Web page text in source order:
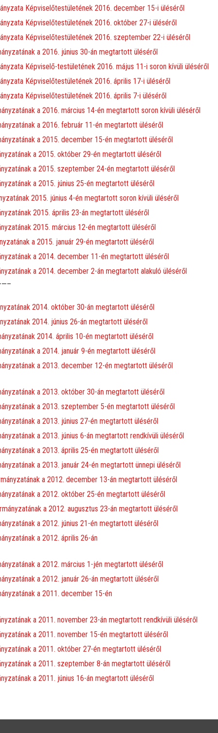
Képviselőtestületének 2016. december 15-i üléséről
Képviselőtestületének 2016. október 27-i üléséről
Képviselőtestületének 2016. szeptember 22-i üléséről
a 2016. június 30-án megtartott üléséről
Képviselő-testületének 2016. május 11-i soron kívüli üléséről
Képviselőtestületének 2016. április 17-i üléséről
Képviselőtestületének 2016. április 7-i üléséről
a 2016. március 14-én megtartott soron kívüli üléséről
a 2016. február 11-én megtartott üléséről
a 2015. december 15-én megtartott üléséről
a 2015. október 29-én megtartott üléséről
a 2015. szeptember 24-én megtartott üléséről
a 2015. június 25-én megtartott üléséről
2015. június 4-én megtartott soron kívüli üléséről
2015. április 23-án megtartott üléséről
2015. március 12-én megtartott üléséről
a 2015. január 29-én megtartott üléséről
a 2014. december 11-én megtartott üléséről
a 2014. december 2-án megtartott alakuló üléséről
2014. október 30-án megtartott üléséről
2014. június 26-án megtartott üléséről
2014. április 10-én megtartott üléséről
a 2014. január 9-én megtartott üléséről
a 2013. december 12-én megtartott üléséről
a 2013. október 30-án megtartott üléséről
a 2013. szeptember 5-én megtartott üléséről
a 2013. június 27-én megtartott üléséről
a 2013. június 6-án megtartott rendkívüli üléséről
a 2013. április 25-én megtartott üléséről
a 2013. január 24-én megtartott ünnepi üléséről
a 2012. december 13-án megtartott üléséről
a 2012. október 25-én megtartott üléséről
a 2012. augusztus 23-án megtartott üléséről
a 2012. június 21-én megtartott üléséről
a 2012. április 26-án
a 2012. március 1-jén megtartott üléséről
a 2012. január 26-án megtartott üléséről
a 2011. december 15-én
a 2011. november 23-án megtartott rendkívüli üléséről
a 2011. november 15-én megtartott üléséről
a 2011. október 27-én megtartott üléséről
a 2011. szeptember 8-án megtartott üléséről
a 2011. június 16-án megtartott üléséről